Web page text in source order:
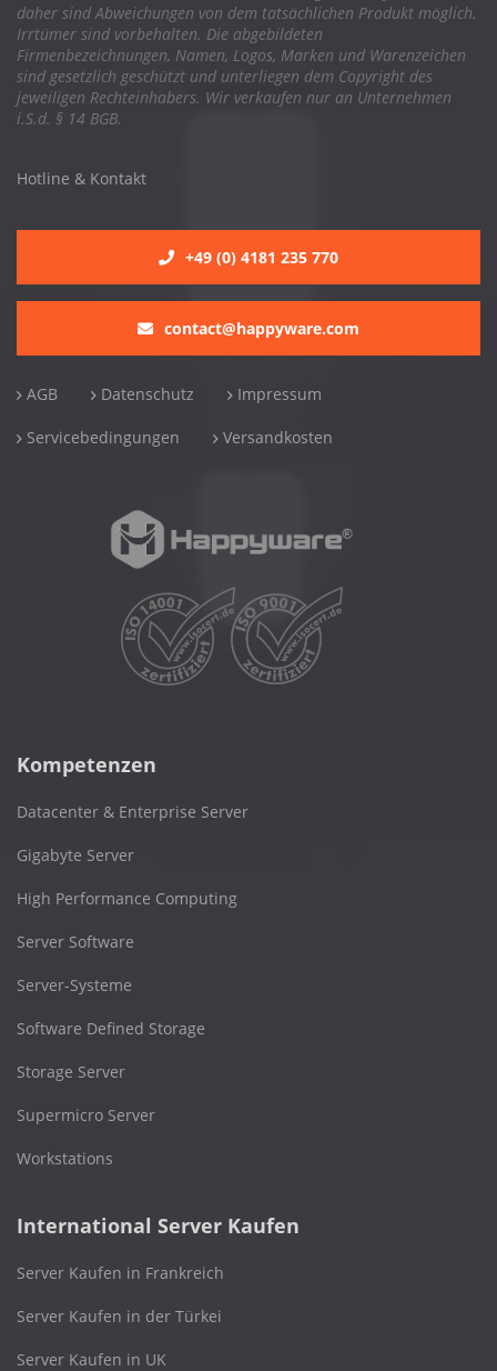
daher sind Abweichungen von dem tatsächlichen Produkt möglich.
Irrtümer sind vorbehalten. Die abgebildeten
Firmenbezeichnungen, Namen, Logos, Marken und Warenzeichen
sind gesetzlich geschützt und unterliegen dem Copyright des
jeweiligen Rechteinhabers. Wir verkaufen nur an Unternehmen
i.S.d. § 14 BGB.
Hotline & Kontakt
+49 (0) 4181 235 770
contact@happyware.com
AGB Datenschutz Impressum
Servicebedingungen Versandkosten
Kompetenzen
Datacenter & Enterprise Server
Gigabyte Server
High Performance Computing
Server Software
Server-Systeme
Software Defined Storage
Storage Server
Supermicro Server
Workstations
International Server Kaufen
Server Kaufen in Frankreich
Server Kaufen in der Türkei
Server Kaufen in UK